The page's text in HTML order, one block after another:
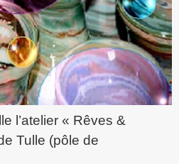
l’atelier « Rêves &
Tulle (pôle de